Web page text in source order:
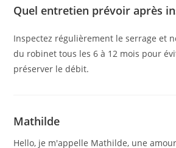
Quel entretien prévoir après
Inspectez régulièrement le serrage et
du robinet tous les 6 à 12 mois pour
préserver le débit.
Mathilde
Hello, je m'appelle Mathilde, une